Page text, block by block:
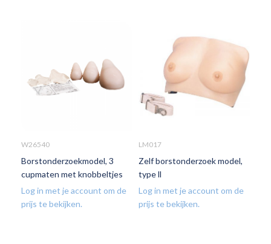
W26540
Borstonderzoekmodel, 3
cupmaten met knobbeltjes
Log in met je account om de
prijs te bekijken.
LM017
Zelf borstonderzoek model,
type ll
Log in met je account om de
prijs te bekijken.